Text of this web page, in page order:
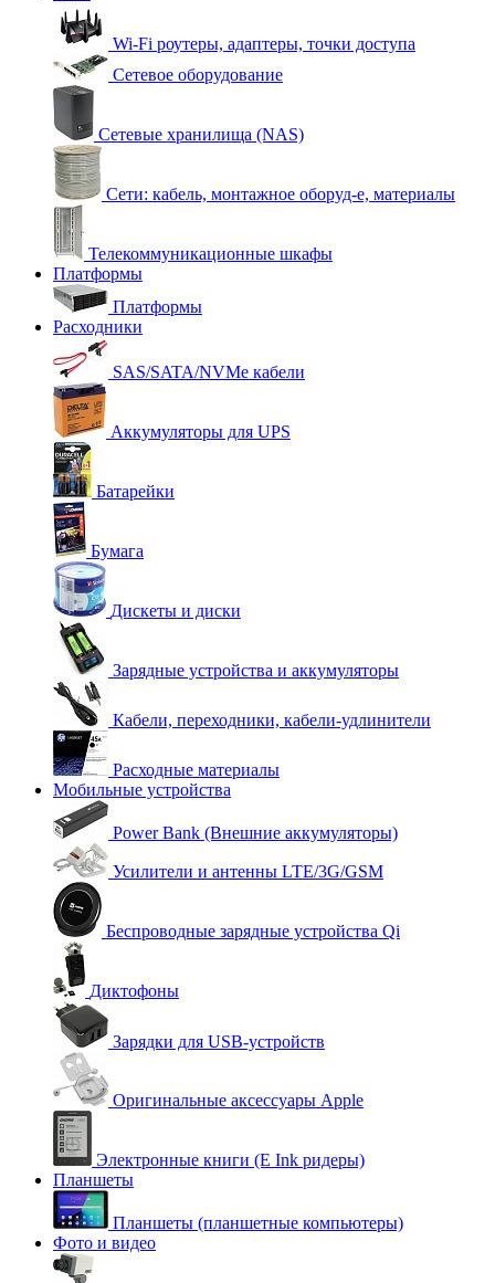
Wi-Fi роутеры, адаптеры, точки доступа
Сетевое оборудование
Сетевые хранилища (NAS)
Сети: кабель, монтажное оборуд-е, материалы
Телекоммуникационные шкафы
Платформы
Платформы
Расходники
SAS/SATA/NVMe кабели
Аккумуляторы для UPS
Батарейки
Бумага
Дискеты и диски
Зарядные устройства и аккумуляторы
Кабели, переходники, кабели-удлинители
Расходные материалы
Мобильные устройства
Power Bank (Внешние аккумуляторы)
Усилители и антенны LTE/3G/GSM
Беспроводные зарядные устройства Qi
Диктофоны
Зарядки для USB-устройств
Оригинальные аксессуары Apple
Электронные книги (E Ink ридеры)
Планшеты
Планшеты (планшетные компьютеры)
Фото и видео